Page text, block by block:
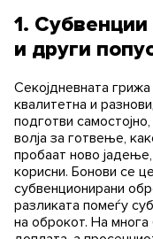
1. Субвенции
и други
Секојдневната
квалитетна и
подготви
волја за готвење,
пробаат ново
корисни. Бонови се
субвенционирани
разликата помеѓу
на оброкот. На